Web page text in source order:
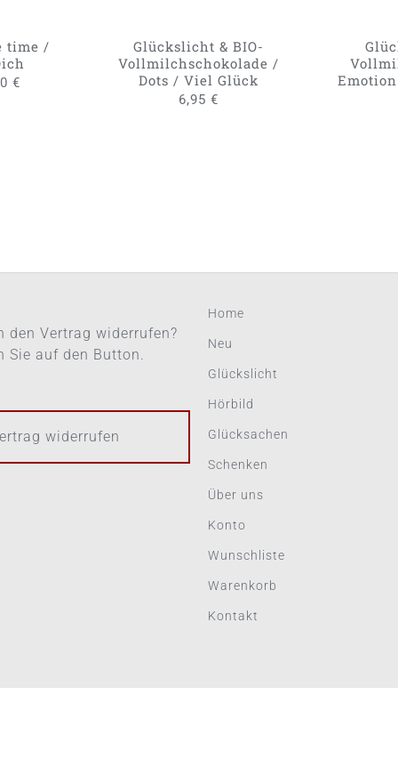
KÖNNEN
AUF
time /
€
Glückslicht & BIO-
Vollmilchschokolade /
Dots / Viel Glück
6,95€
den Vertrag widerrufen?
Sie auf den Button.
widerrufen
Home
Neu
Glückslicht
Hörbild
Glücksachen
Schenken
Über uns
Konto
Wunschliste
Warenkorb
Kontakt